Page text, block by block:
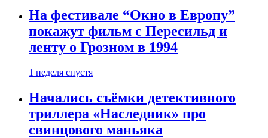
На фестивале “Окно в Европу”
покажут фильм с Пересильд и
ленту о Грозном в 1994
1 неделя спустя
Начались съёмки детективного
триллера «Наследник» про
свинцового маньяка